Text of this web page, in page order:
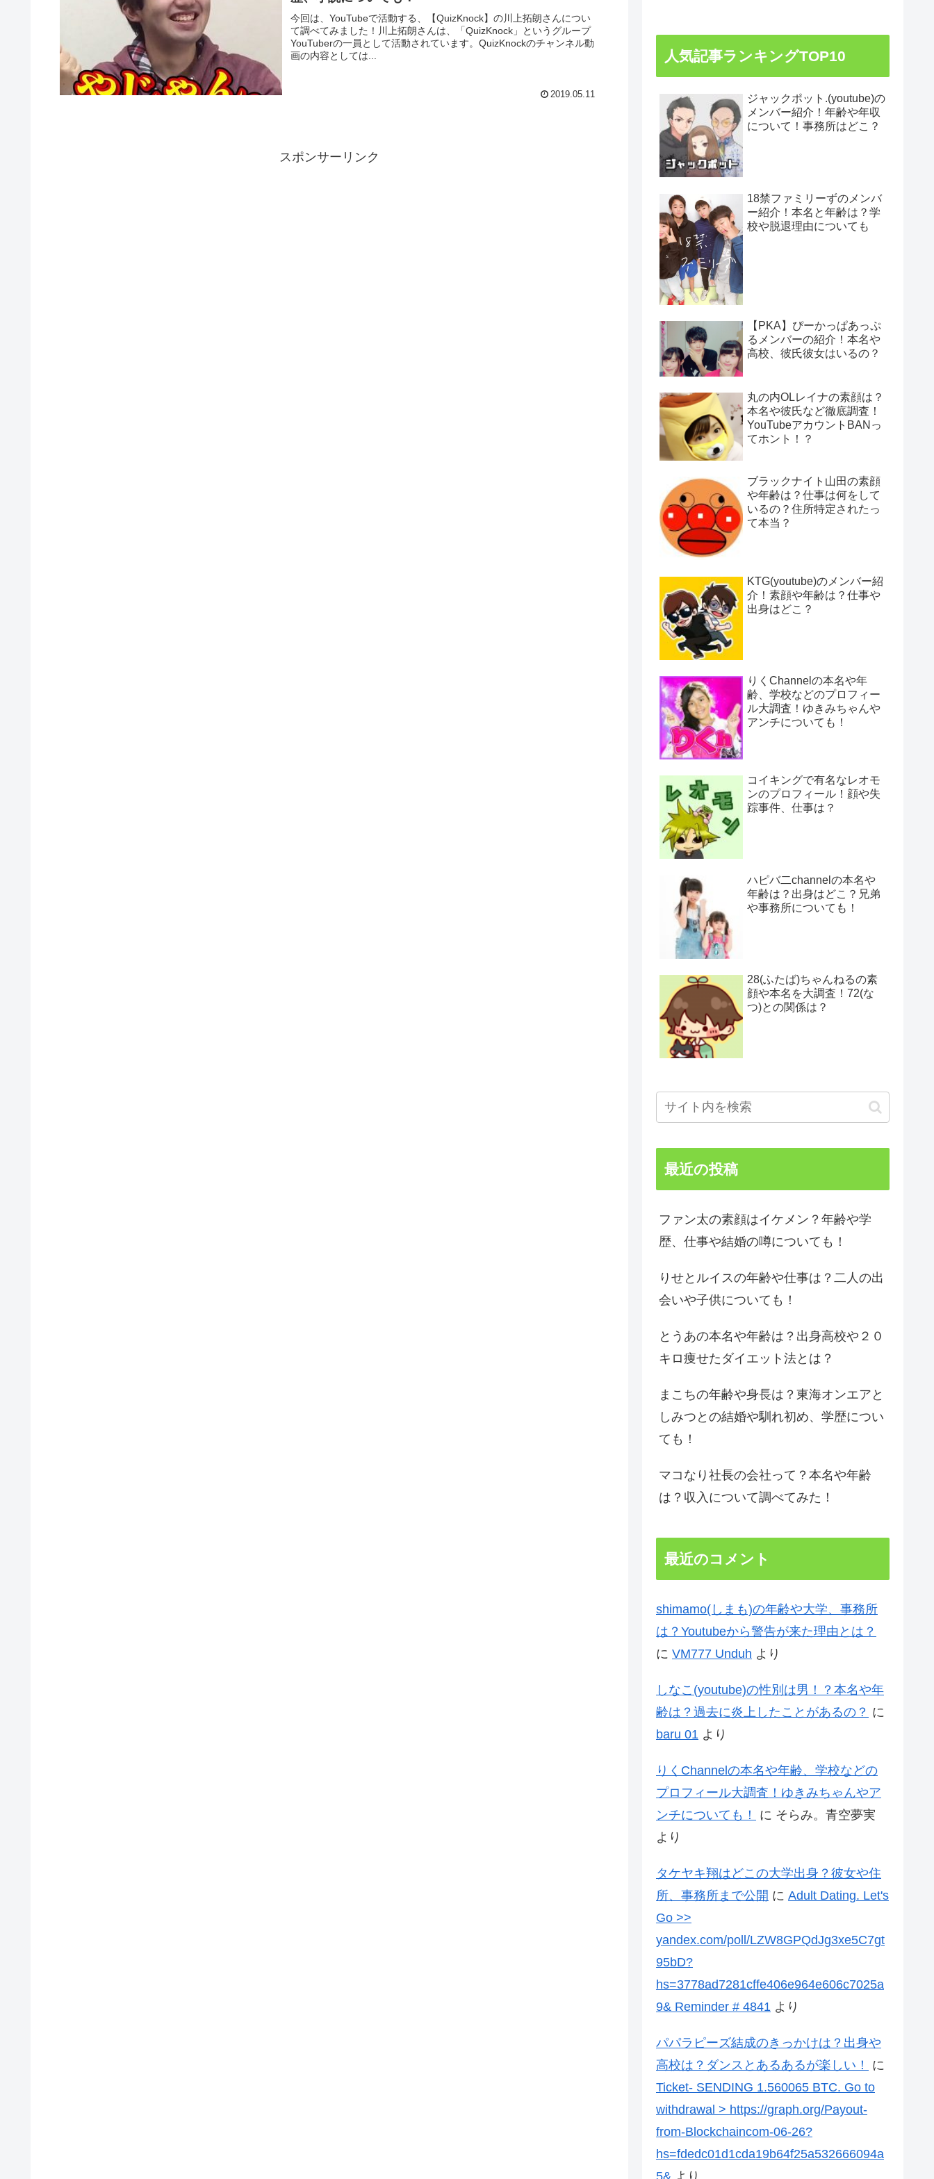
今回は、YouTubeで活動する、【QuizKnock】の川上拓朗さんについ
て調べてみました！川上拓朗さんは、「QuizKnock」というグループ
YouTuberの一員として活動されています。QuizKnockのチャンネル動
画の内容としては...
2019.05.11
スポンサーリンク
人気記事ランキングTOP10
ジャックポット.(youtube)の
メンバー紹介！年齢や年収
について！事務所はどこ？
18禁ファミリーずのメンバ
ー紹介！本名と年齢は？学
校や脱退理由についても
【PKA】ぴーかっぱあっぷ
るメンバーの紹介！本名や
高校、彼氏彼女はいるの？
丸の内OLレイナの素顔は？
本名や彼氏など徹底調査！
YouTubeアカウントBANっ
てホント！？
ブラックナイト山田の素顔
や年齢は？仕事は何をして
いるの？住所特定されたっ
て本当？
KTG(youtube)のメンバー紹
介！素顔や年齢は？仕事や
出身はどこ？
りくChannelの本名や年
齢、学校などのプロフィー
ル大調査！ゆきみちゃんや
アンチについても！
コイキングで有名なレオモ
ンのプロフィール！顔や失
踪事件、仕事は？
ハピバ二channelの本名や
年齢は？出身はどこ？兄弟
や事務所についても！
28(ふたば)ちゃんねるの素
顔や本名を大調査！72(な
つ)との関係は？
最近の投稿
ファン太の素顔はイケメン？年齢や学
歴、仕事や結婚の噂についても！
りせとルイスの年齢や仕事は？二人の出
会いや子供についても！
とうあの本名や年齢は？出身高校や２０
キロ痩せたダイエット法とは？
まこちの年齢や身長は？東海オンエアと
しみつとの結婚や馴れ初め、学歴につい
ても！
マコなり社長の会社って？本名や年齢
は？収入について調べてみた！
最近のコメント
shimamo(しまも)の年齢や大学、事務所
は？Youtubeから警告が来た理由とは？
に VM777 Unduh より
しなこ(youtube)の性別は男！？本名や年
齢は？過去に炎上したことがあるの？ に
baru 01 より
りくChannelの本名や年齢、学校などの
プロフィール大調査！ゆきみちゃんやア
ンチについても！
に そらみ。青空夢実
より
タケヤキ翔はどこの大学出身？彼女や住
所、事務所まで公開 に Adult Dating. Let's
Go >>
yandex.com/poll/LZW8GPQdJg3xe5C7gt
95bD?
hs=3778ad7281cffe406e964e606c7025a
9& Reminder # 4841 より
パパラピーズ結成のきっかけは？出身や
高校は？ダンスとあるあるが楽しい！
に
Ticket- SENDING 1.560065 BTC. Go to
withdrawal > https://graph.org/Payout-
from-Blockchaincom-06-26?
hs=fdedc01d1cda19b64f25a532666094a